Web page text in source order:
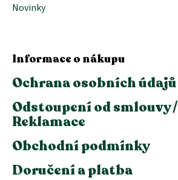
Novinky
Informace o nákupu
Ochrana osobních údajů
Odstoupení od smlouvy /
Reklamace
Obchodní podmínky
Doručení a platba